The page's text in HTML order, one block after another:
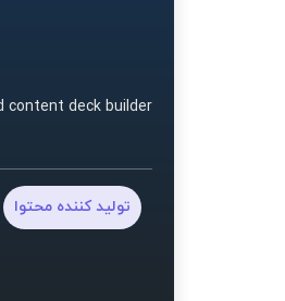
content deck builder
تولید کننده محتوا